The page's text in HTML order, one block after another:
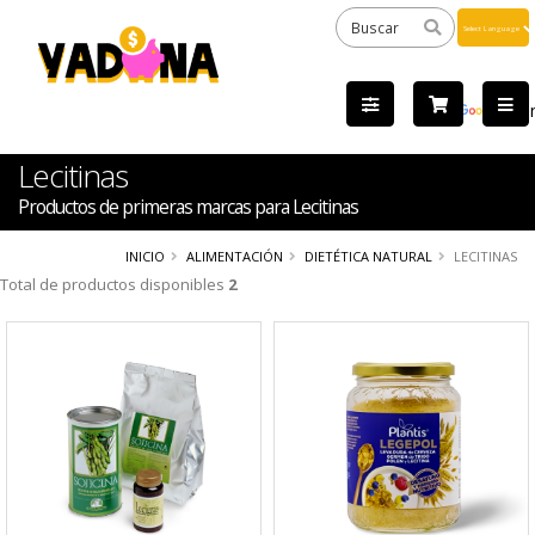
by
Lecitinas
Productos de primeras marcas para Lecitinas
INICIO ALIMENTACIÓN DIETÉTICA NATURAL LECITINAS
Total de productos disponibles 2